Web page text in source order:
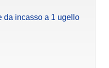
da incasso a 1 ugello